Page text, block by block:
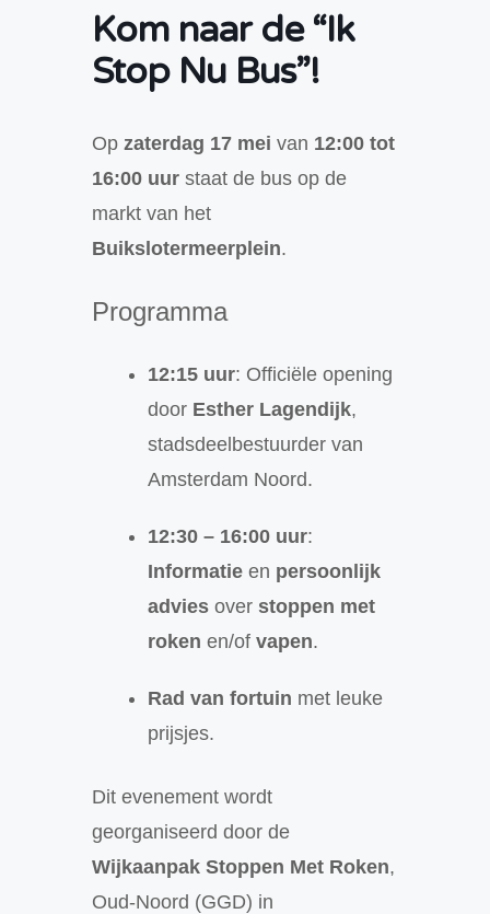
Kom naar de “Ik
Stop Nu Bus”!
Op zaterdag 17 mei van 12:00 tot
16:00 uur staat de bus op de
markt van het
Buikslotermeerplein.
Programma
12:15 uur: Officiële opening
door Esther Lagendijk,
stadsdeelbestuurder van
Amsterdam Noord.
12:30 – 16:00 uur:
Informatie en persoonlijk
advies over stoppen met
roken en/of vapen.
Rad van fortuin met leuke
prijsjes.
Dit evenement wordt
georganiseerd door de
Wijkaanpak Stoppen Met Roken,
Oud-Noord (GGD) in